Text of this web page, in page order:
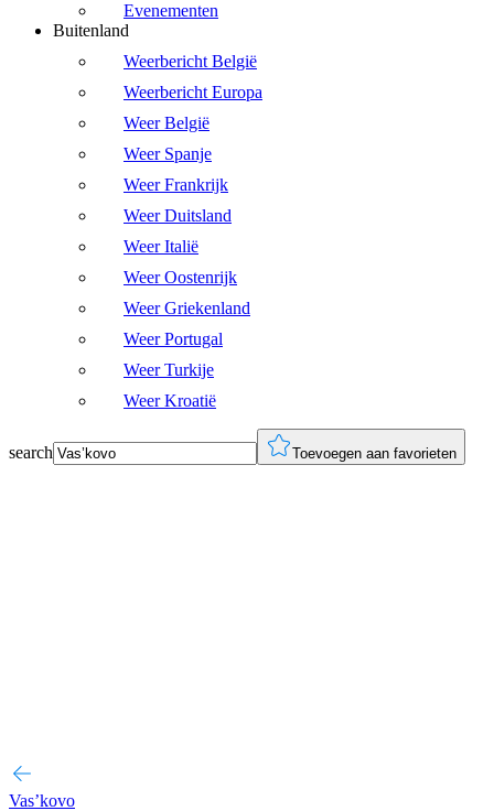
Evenementen
Buitenland
Weerbericht België
Weerbericht Europa
Weer België
Weer Spanje
Weer Frankrijk
Weer Duitsland
Weer Italië
Weer Oostenrijk
Weer Griekenland
Weer Portugal
Weer Turkije
Weer Kroatië
search Toevoegen aan favorieten
Vas’kovo